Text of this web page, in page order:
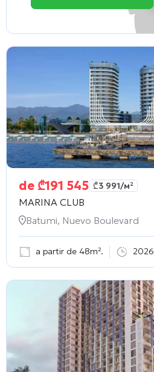
de ₾191 545 ₾3 991/м²
MARINA CLUB
Batumi, Nuevo Boulevard
a partir de 48m². 2026